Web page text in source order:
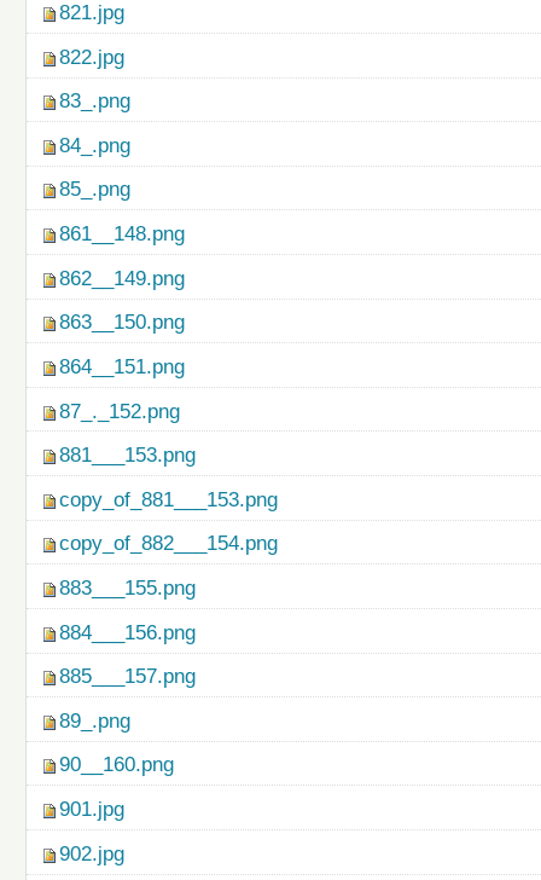
821.jpg
822.jpg
83_.png
84_.png
85_.png
861__148.png
862__149.png
863__150.png
864__151.png
87_._152.png
881___153.png
copy_of_881___153.png
copy_of_882___154.png
883___155.png
884___156.png
885___157.png
89_.png
90__160.png
901.jpg
902.jpg